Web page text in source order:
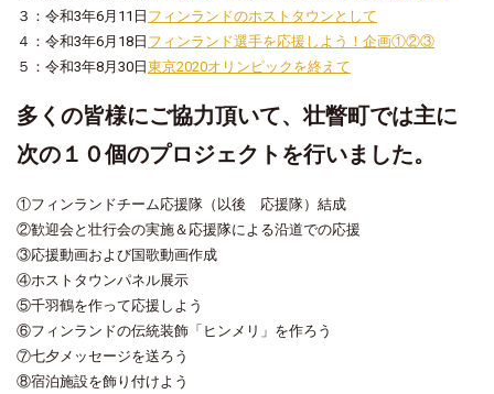
３：令和3年6月11日 フィンランドのホストタウンとして
４：令和3年6月18日 フィンランド選手を応援しよう！企画①②③
５ ：令和3年8月30日 東京2020オリンピックを終えて
多くの皆様にご協力頂いて、壮瞥町では主に
次の１０個のプロジェクトを行いました。
①フィンランドチーム応援隊（以後 応援隊）結成
②歓迎会と壮行会の実施＆応援隊による沿道での応援
③応援動画および国歌動画作成
④ホストタウンパネル展示
⑤千羽鶴を作って応援しよう
⑥フィンランドの伝統装飾「ヒンメリ」を作ろう
⑦七夕メッセージを送ろう
⑧宿泊施設を飾り付けよう